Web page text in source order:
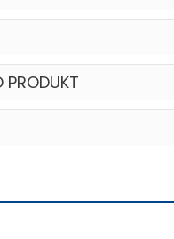
PRODUKT